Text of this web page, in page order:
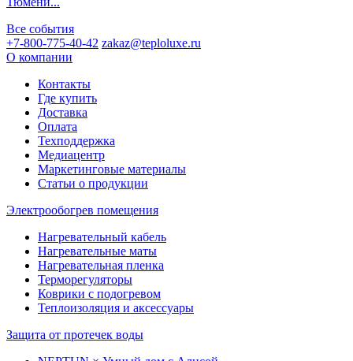
Все события
+7-800-775-40-42 zakaz@teploluxe.ru
О компании
Контакты
Где купить
Доставка
Оплата
Техподдержка
Медиацентр
Маркетинговые материалы
Статьи о продукции
Электрообогрев помещения
Нагревательный кабель
Нагревательные маты
Нагревательная пленка
Терморегуляторы
Коврики с подогревом
Теплоизоляция и аксессуары
Защита от протечек воды